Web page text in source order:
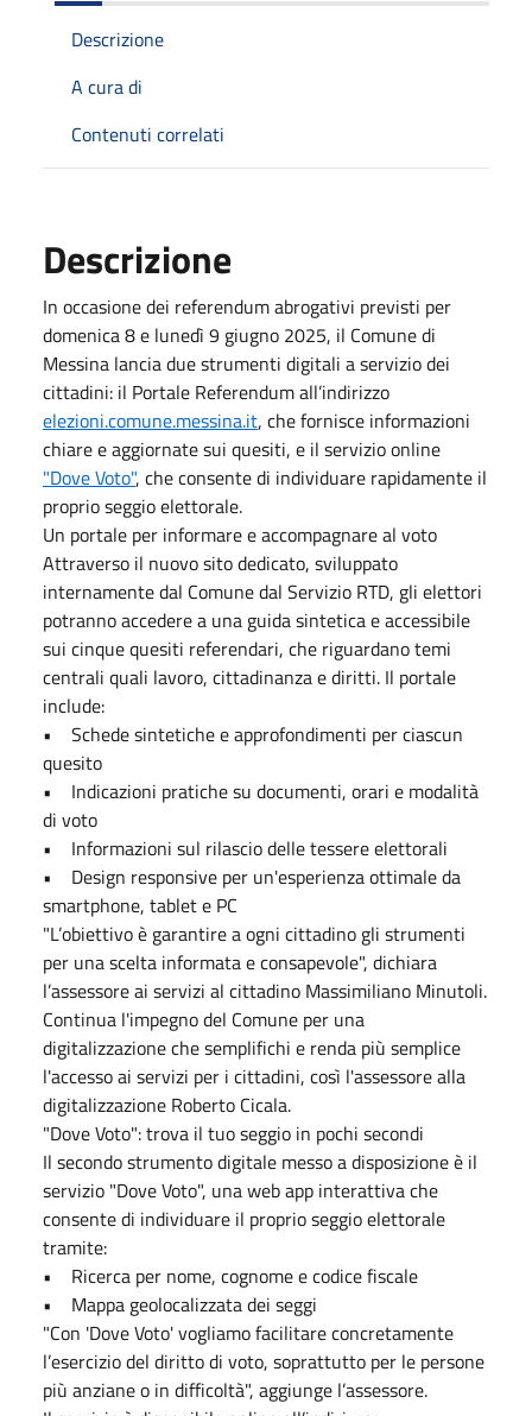
Descrizione
A cura di
Contenuti correlati
Descrizione
In occasione dei referendum abrogativi previsti per
domenica 8 e lunedì 9 giugno 2025, il Comune di
Messina lancia due strumenti digitali a servizio dei
cittadini: il Portale Referendum all’indirizzo
elezioni.comune.messina.it, che fornisce informazioni
chiare e aggiornate sui quesiti, e il servizio online
"Dove Voto", che consente di individuare rapidamente il
proprio seggio elettorale.
Un portale per informare e accompagnare al voto
Attraverso il nuovo sito dedicato, sviluppato
internamente dal Comune dal Servizio RTD, gli elettori
potranno accedere a una guida sintetica e accessibile
sui cinque quesiti referendari, che riguardano temi
centrali quali lavoro, cittadinanza e diritti. Il portale
include:
• Schede sintetiche e approfondimenti per ciascun
quesito
• Indicazioni pratiche su documenti, orari e modalità
di voto
• Informazioni sul rilascio delle tessere elettorali
• Design responsive per un'esperienza ottimale da
smartphone, tablet e PC
"L’obiettivo è garantire a ogni cittadino gli strumenti
per una scelta informata e consapevole", dichiara
l’assessore ai servizi al cittadino Massimiliano Minutoli.
Continua l'impegno del Comune per una
digitalizzazione che semplifichi e renda più semplice
l'accesso ai servizi per i cittadini, così l'assessore alla
digitalizzazione Roberto Cicala.
"Dove Voto": trova il tuo seggio in pochi secondi
Il secondo strumento digitale messo a disposizione è il
servizio "Dove Voto", una web app interattiva che
consente di individuare il proprio seggio elettorale
tramite:
• Ricerca per nome, cognome e codice fiscale
• Mappa geolocalizzata dei seggi
"Con 'Dove Voto' vogliamo facilitare concretamente
l’esercizio del diritto di voto, soprattutto per le persone
più anziane o in difficoltà", aggiunge l’assessore.